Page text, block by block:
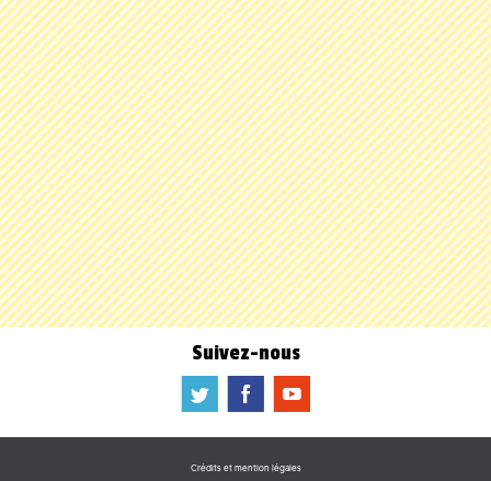
Suivez-nous
a b f
Crédits et mention légales